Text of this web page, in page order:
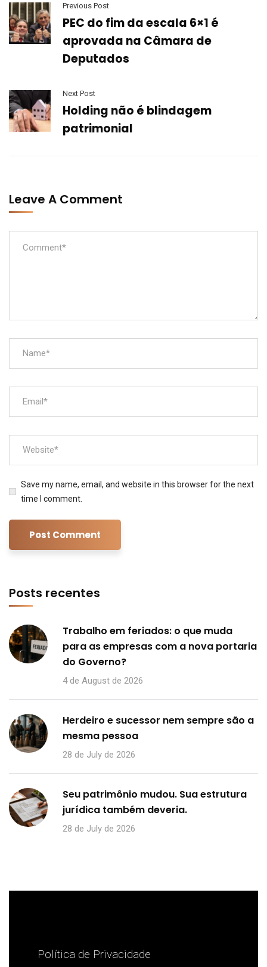
Previous Post
PEC do fim da escala 6×1 é
aprovada na Câmara de
Deputados
Next Post
Holding não é blindagem
patrimonial
Leave A Comment
Save my name, email, and website in this browser for the next
time I comment.
Posts recentes
Trabalho em feriados: o que muda
para as empresas com a nova portaria
do Governo?
4 de August de 2026
Herdeiro e sucessor nem sempre são a
mesma pessoa
28 de July de 2026
Seu patrimônio mudou. Sua estrutura
jurídica também deveria.
28 de July de 2026
Política de Privacidade